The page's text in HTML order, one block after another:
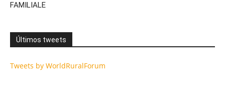
FAMILIALE
Últimos tweets
Tweets by WorldRuralForum